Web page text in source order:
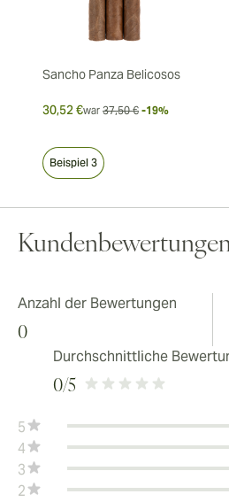
Sancho Panza Belicosos
30,52 €war 37,50 € -19%
Beispiel 3
Anzahl der Bewertungen
0
Durchschnittliche
0/5
5
4
3
2